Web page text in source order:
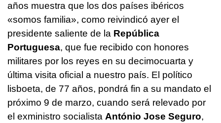
años muestra que los dos países ibéricos
«somos familia», como reivindicó ayer el
presidente saliente de la República
Portuguesa, que fue recibido con honores
militares por los reyes en su decimocuarta y
última visita oficial a nuestro país. El político
lisboeta, de 77 años, pondrá fin a su mandato el
próximo 9 de marzo, cuando será relevado por
el exministro socialista António Jose Seguro,